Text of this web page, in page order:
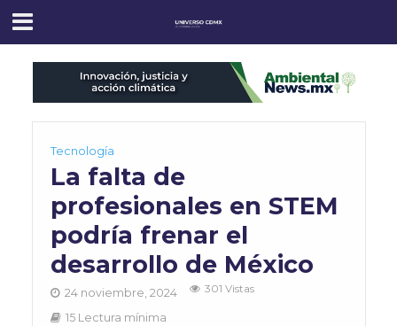
Tecnología
La falta de
profesionales en STEM
podría frenar el
desarrollo de México
24 noviembre, 2024 301 Vistas
15 Lectura mínima